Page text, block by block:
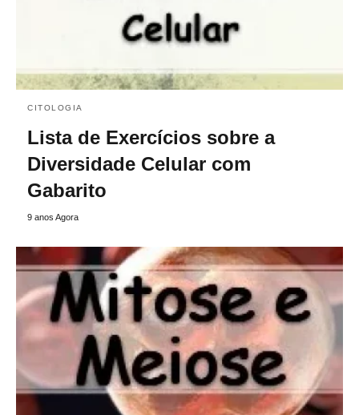
CITOLOGIA
Lista de Exercícios sobre a
Diversidade Celular com
Gabarito
9 anos Agora